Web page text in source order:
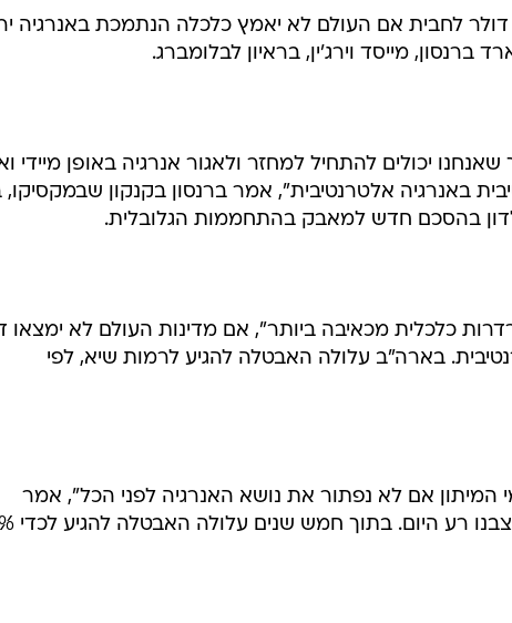
"מחיר הנפט עשוי להגיע לכדי 200 דולר לחבית אם העולם לא יאמץ כלכלה הנתמכת באנרגיה
מייסד וירג'ין, בראיון לבלומברג.
יכולים להתחיל למחזר ולאגור אנרגיה באופן מיידי
באנרגיה אלטרנטיבית", אמר ברנסון בקנקון שבמקסיקו,
לדון בהסכם חדש למאבק בהתחממות הגלובלית.
כלכלית מכאיבה ביותר", אם מדינות העולם לא ימצאו
בארה"ב עלולה האבטלה להגיע לרמות שיא, לפי
המיתון אם לא נפתור את נושא האנרגיה לפני הכל", אמר
ברנסון, והוסיף: "אנחנו